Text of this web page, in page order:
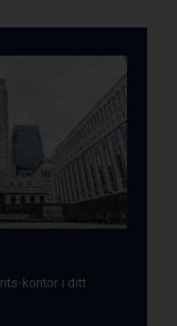
kontor i ditt